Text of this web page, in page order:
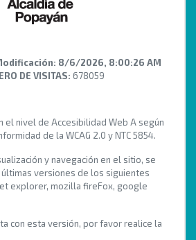
8/6/2026, 8:00:26 AM
DE VISITAS: 678059
el nivel de Accesibilidad Web A según
de la WCAG 2.0 y NTC 5854.
y navegación en el sitio, se
versiones de los siguientes
explorer, mozilla fireFox, google
con esta versión, por favor realice la